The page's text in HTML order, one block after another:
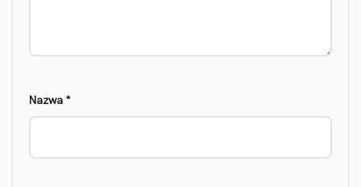
Nazwa *